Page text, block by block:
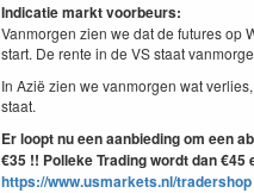
Indicatie markt voorbeurs:
Vanmorgen zien we dat de futures op
start. De rente in de VS staat
In Azië zien we vanmorgen wat
staat.
Er loopt nu een aanbieding om een
€35 !! Polleke Trading wordt dan €45
https://www.usmarkets.nl/tradershop